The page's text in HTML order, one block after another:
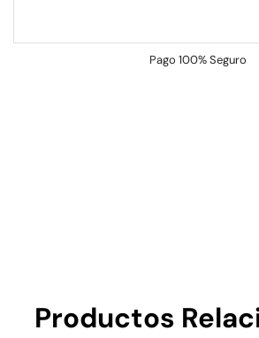
Pago 100% Seguro
Productos